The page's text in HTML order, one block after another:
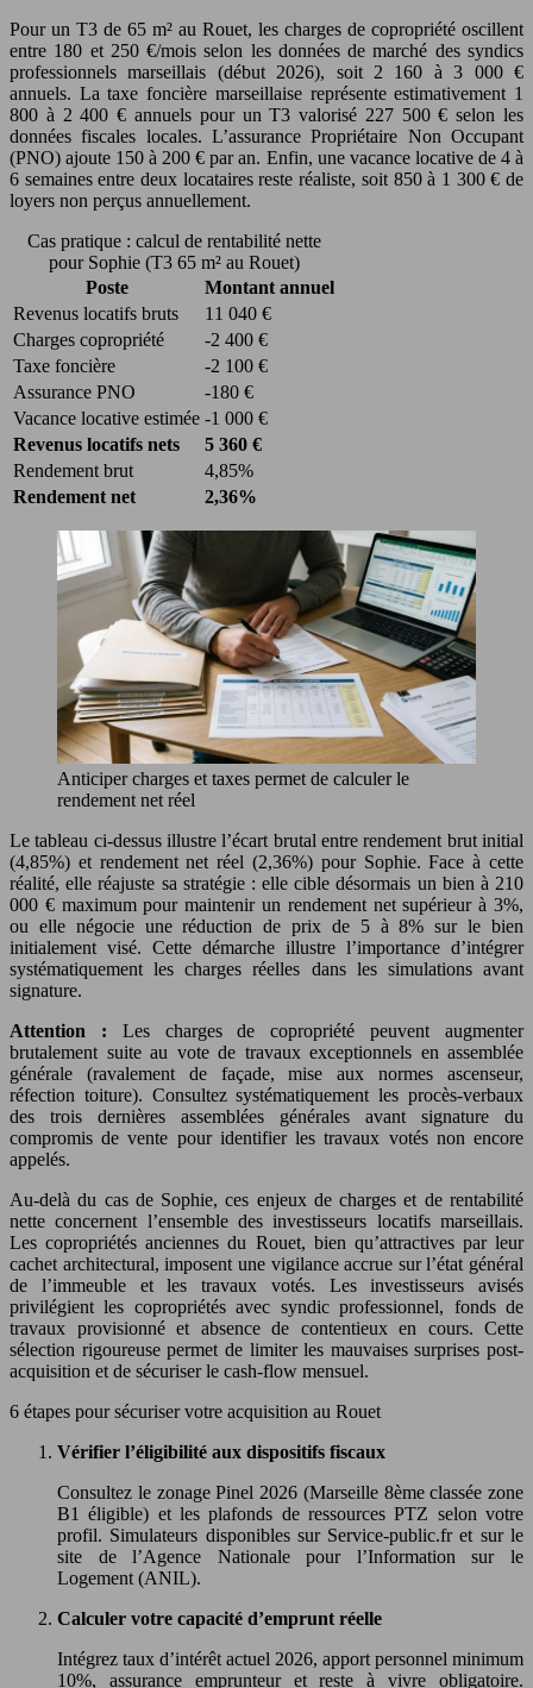
Pour un T3 de 65 m² au Rouet, les charges de copropriété oscillent
entre 180 et 250 €/mois selon les données de marché des syndics
professionnels marseillais (début 2026), soit 2 160 à 3 000 €
annuels. La taxe foncière marseillaise représente estimativement 1
800 à 2 400 € annuels pour un T3 valorisé 227 500 € selon les
données fiscales locales. L’assurance Propriétaire Non Occupant
(PNO) ajoute 150 à 200 € par an. Enfin, une vacance locative de 4 à
6 semaines entre deux locataires reste réaliste, soit 850 à 1 300 € de
loyers non perçus annuellement.
Cas pratique : calcul de rentabilité nette
pour Sophie (T3 65 m² au Rouet)
Poste
Montant annuel
Revenus locatifs bruts
11 040 €
Charges copropriété
-2 400 €
Taxe foncière
-2 100 €
Assurance PNO
-180 €
Vacance locative estimée -1 000 €
Revenus locatifs nets
5 360 €
Rendement brut
4,85%
Rendement net
2,36%
Anticiper charges et taxes permet de calculer le
rendement net réel
Le tableau ci-dessus illustre l’écart brutal entre rendement brut initial
(4,85%) et rendement net réel (2,36%) pour Sophie. Face à cette
réalité, elle réajuste sa stratégie : elle cible désormais un bien à 210
000 € maximum pour maintenir un rendement net supérieur à 3%,
ou elle négocie une réduction de prix de 5 à 8% sur le bien
initialement visé. Cette démarche illustre l’importance d’intégrer
systématiquement les charges réelles dans les simulations avant
signature.
Attention : Les charges de copropriété peuvent augmenter
brutalement suite au vote de travaux exceptionnels en assemblée
générale (ravalement de façade, mise aux normes ascenseur,
réfection toiture). Consultez systématiquement les procès-verbaux
des trois dernières assemblées générales avant signature du
compromis de vente pour identifier les travaux votés non encore
appelés.
Au-delà du cas de Sophie, ces enjeux de charges et de rentabilité
nette concernent l’ensemble des investisseurs locatifs marseillais.
Les copropriétés anciennes du Rouet, bien qu’attractives par leur
cachet architectural, imposent une vigilance accrue sur l’état général
de l’immeuble et les travaux votés. Les investisseurs avisés
privilégient les copropriétés avec syndic professionnel, fonds de
travaux provisionné et absence de contentieux en cours. Cette
sélection rigoureuse permet de limiter les mauvaises surprises post-
acquisition et de sécuriser le cash-flow mensuel.
6 étapes pour sécuriser votre acquisition au Rouet
Vérifier l’éligibilité aux dispositifs fiscaux
Consultez le zonage Pinel 2026 (Marseille 8ème classée zone
B1 éligible) et les plafonds de ressources PTZ selon votre
profil. Simulateurs disponibles sur Service-public.fr et sur le
site de l’Agence Nationale pour l’Information sur le
Logement (ANIL).
Calculer votre capacité d’emprunt réelle
Intégrez taux d’intérêt actuel 2026, apport personnel minimum
10%, assurance emprunteur et reste à vivre obligatoire.